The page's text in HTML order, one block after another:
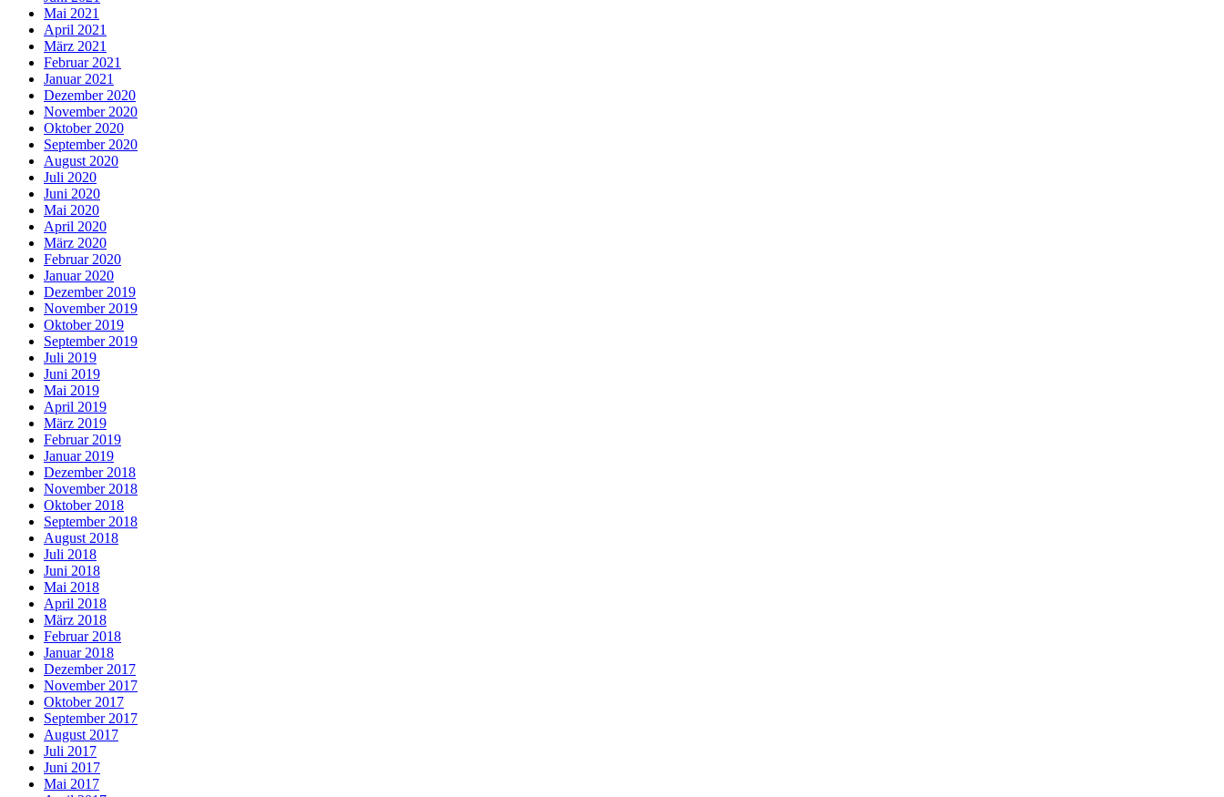
Mai 2021
April 2021
März 2021
Februar 2021
Januar 2021
Dezember 2020
November 2020
Oktober 2020
September 2020
August 2020
Juli 2020
Juni 2020
Mai 2020
April 2020
März 2020
Februar 2020
Januar 2020
Dezember 2019
November 2019
Oktober 2019
September 2019
Juli 2019
Juni 2019
Mai 2019
April 2019
März 2019
Februar 2019
Januar 2019
Dezember 2018
November 2018
Oktober 2018
September 2018
August 2018
Juli 2018
Juni 2018
Mai 2018
April 2018
März 2018
Februar 2018
Januar 2018
Dezember 2017
November 2017
Oktober 2017
September 2017
August 2017
Juli 2017
Juni 2017
Mai 2017